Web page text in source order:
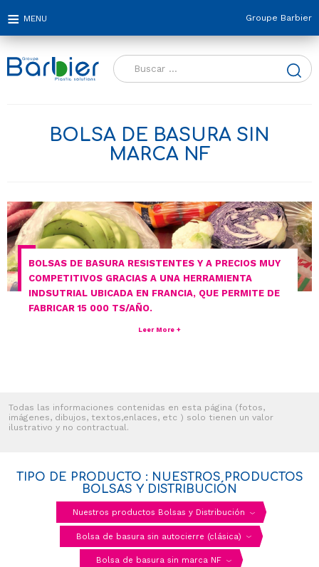
Groupe Barbier
Buscar:
BOLSA DE BASURA SIN
MARCA NF
BOLSAS DE BASURA RESISTENTES Y A PRECIOS MUY
COMPETITIVOS GRACIAS A UNA HERRAMIENTA
INDSUTRIAL UBICADA EN FRANCIA, QUE PERMITE DE
FABRICAR 15 000 TS/AÑO.
Leer More +
Todas las informaciones contenidas en esta página (fotos,
imágenes, dibujos, textos,enlaces, etc ) solo tienen un valor
ilustrativo y no contractual.
TIPO DE PRODUCTO : NUESTROS PRODUCTOS
BOLSAS Y DISTRIBUCIÓN
Nuestros productos Bolsas y Distribución
Bolsa de basura sin autocierre (clásica)
Bolsa de basura sin marca NF